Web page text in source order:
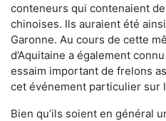
conteneurs qui contenaient
chinoises. Ils auraient été
Garonne. Au cours de cette
d’Aquitaine a également
essaim important de frelons
cet événement particulier sur
Bien qu’ils soient en général